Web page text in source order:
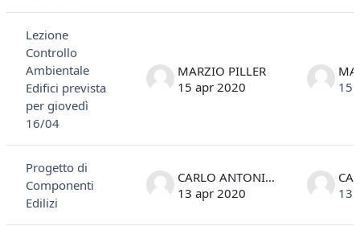
Lezione
Controllo
Ambientale
Edifici prevista
per giovedì
16/04
MARZIO PILLER
15 apr 2020
15
Progetto di
Componenti
Edilizi
CARLO ANTONIO STIVAL
13 apr 2020
13